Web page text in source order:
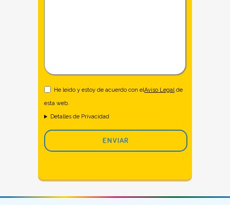
He leido y estoy de acuerdo con elAviso Legalde
esta web.
Detalles de Privacidad